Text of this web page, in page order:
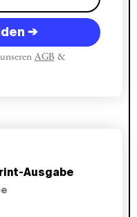
→
AGB &
Ausgabe